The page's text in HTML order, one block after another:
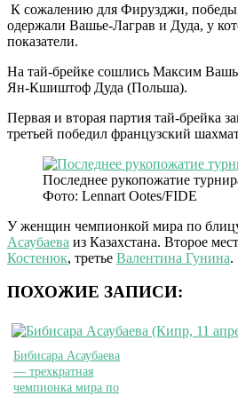
К сожалению для Фирузджи, победы
одержали Вашье-Лаграв и Дуда, у
показатели.
На тай-брейке сошлись Максим
Ян-Кшиштоф Дуда (Польша).
Первая и вторая партия тай-брейка
третьей победил французский
Последнее рукопожатие
Фото: Lennart Ootes/FIDE
У женщин чемпионкой мира по
Асаубаева из Казахстана. Второе
Костенюк, третье Валентина Гунина.
ПОХОЖИЕ ЗАПИСИ:
Бибисара Асаубаева
— трехкратная
чемпионка мира по